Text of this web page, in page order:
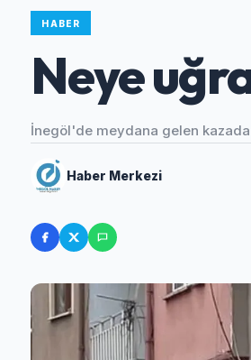
HABER
Neye
İnegöl'de meydana gelen
Haber Merkezi